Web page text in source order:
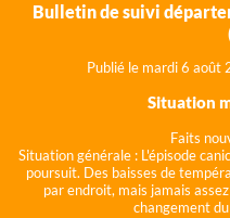
Bulletin de suivi
Publié le mardi 6 août
Situation
Faits
Situation générale : L'épisode
poursuit. Des baisses de
par endroit, mais jamais
changement